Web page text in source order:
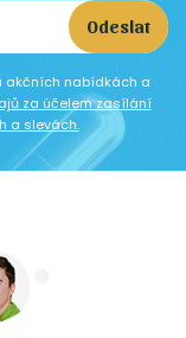
Odeslat
akčních nabídkách a
za účelem zasílání
a slevách.